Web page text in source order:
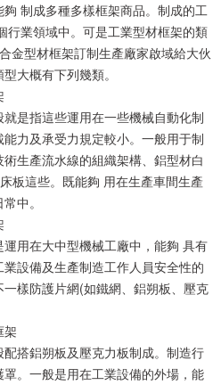
制成多種多樣框架商品。制成的工
行業領域中。可是工業型材框架的類
金型材框架訂制生產廠家啟域給大伙
大概有下列幾類。
是指這些運用在一些機械自動化制
力及承受力規定較小。一般用于制
生產流水線的組織架構、鋁型材白
板這些。既能夠 用在生產車間生產
中。
用在大中型機械工廠中，能夠 具有
設備及生產制造工作人員安全性的
樣防護片網(如鐵網、鋁朔板、壓克
搭鋁朔板及壓克力板制成。制造行
。一般是用在工業設備的外場，能